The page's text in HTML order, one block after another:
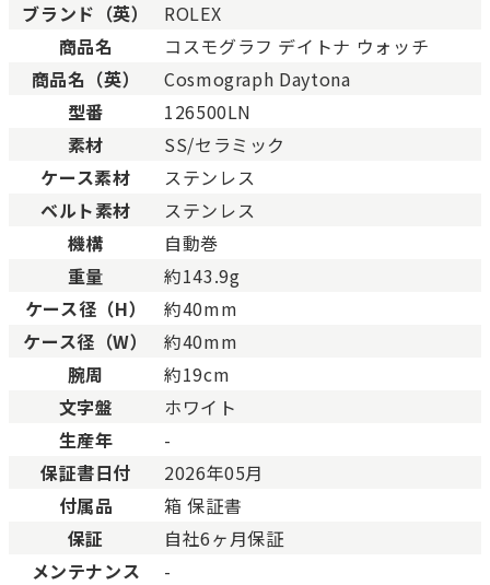
未使用
SAランク 未使用同様品。数回使用し
Aランク 僅かな傷、汚れはあります
ABランク
Bランク 一般的な使用感があり、傷
BCランク
Cランク
ブランド（英）
ROLEX
商品名
コスモグラフ デイトナ ウォッチ
商品名（英）
Cosmograph Daytona
型番
126500LN
素材
SS/セラミック
ケース素材
ステンレス
ベルト素材
ステンレス
機構
自動巻
重量
約143.9g
ケース径（H）
約40mm
ケース径（W）
約40mm
腕周
約19cm
文字盤
ホワイト
生産年
-
保証書日付
2026年05月
付属品
箱 保証書
保証
自社6ヶ月保証
メンテナンス
-